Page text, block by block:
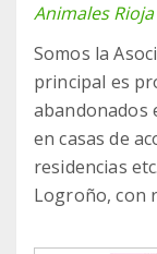
Animales Rioja
Somos la
principal es
abandonados
en casas de
residencias
Logroño, con